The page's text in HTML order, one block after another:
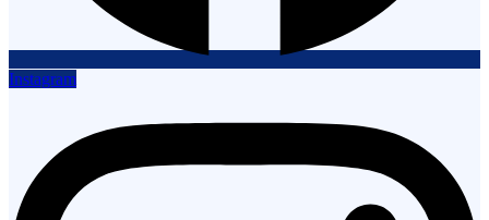
Instagram